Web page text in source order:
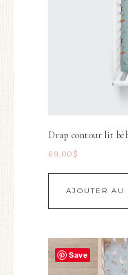
Drap contour lit
69.00 $
AJOUTER AU
Save